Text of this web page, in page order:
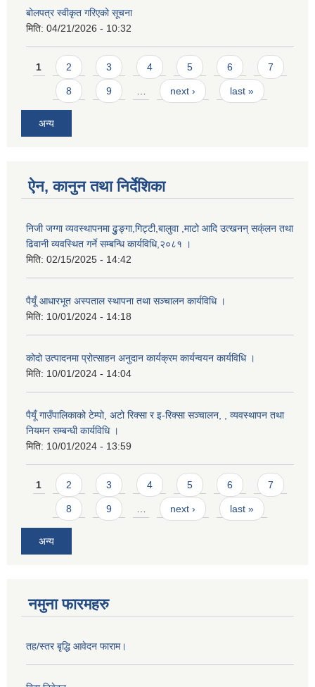
बोलपत्र स्वीकृत गरिएको सूचना
मिति: 04/21/2026 - 10:32
Pages
1 2 3 4 5 6 7
8 9 next › last »
अन्य
ऐन, कानुन तथा निर्देशिका
निजी जग्गा व्यवस्थापनमा ढुुङ्गा,गिट्टी,बालुवा ,माटो आदि उत्खनन् सक्ंलन तथा
ढिवानी व्यवस्थित गर्ने सम्बन्धि कार्यविधि,२०८१ ।
मिति: 02/15/2025 - 14:42
पैयूँ आधारभूत अस्पताल स्थापना तथा सञ्चालन कार्यविधि ।
मिति: 10/01/2024 - 14:18
कोदो उत्पादनमा प्रोत्साहन अनुदान कार्यक्रम कार्यन्वयन कार्यविधि ।
मिति: 10/01/2024 - 14:04
पैयूँ गाउँपालिकाको टेम्पो, अटो रिक्सा र इ-रिक्सा सञ्चालन, , व्यवस्थापन तथा
नियमन सम्बन्धी कार्यविधि ।
मिति: 10/01/2024 - 13:59
Pages
1 2 3 4 5 6 7
8 9 next › last »
अन्य
नमुना फारमहरु
तह/स्तर बृद्धि आवेदन फाराम।